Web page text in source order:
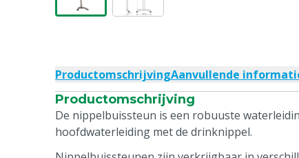
ProductomschrijvingAanvullende
Productomschrijving
De nippelbuissteun is een robuuste
hoofdwaterleiding met de drinknippel.